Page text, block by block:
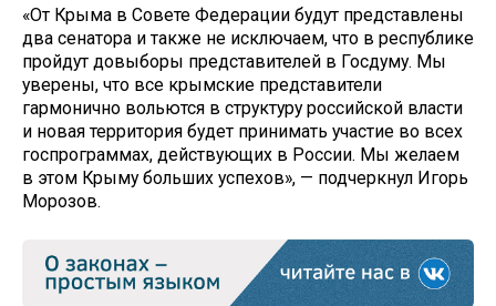
«От Крыма в Совете Федерации будут представлены
два сенатора и также не исключаем, что в республике
пройдут довыборы представителей в Госдуму. Мы
уверены, что все крымские представители
гармонично вольются в структуру российской власти
и новая территория будет принимать участие во всех
госпрограммах, действующих в России. Мы желаем
в этом Крыму больших успехов», — подчеркнул Игорь
Морозов.